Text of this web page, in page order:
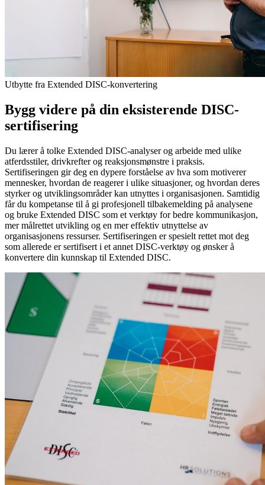
Utbytte fra Extended DISC-konvertering
Bygg videre på din eksisterende DISC-
sertifisering
Du lærer å tolke Extended DISC-analyser og arbeide med ulike
atferdsstiler, drivkrefter og reaksjonsmønstre i praksis.
Sertifiseringen gir deg en dypere forståelse av hva som motiverer
mennesker, hvordan de reagerer i ulike situasjoner, og hvordan deres
styrker og utviklingsområder kan utnyttes i organisasjonen. Samtidig
får du kompetanse til å gi profesjonell tilbakemelding på analysene
og bruke Extended DISC som et verktøy for bedre kommunikasjon,
mer målrettet utvikling og en mer effektiv utnyttelse av
organisasjonens ressurser. Sertifiseringen er spesielt rettet mot deg
som allerede er sertifisert i et annet DISC-verktøy og ønsker å
konvertere din kunnskap til Extended DISC.